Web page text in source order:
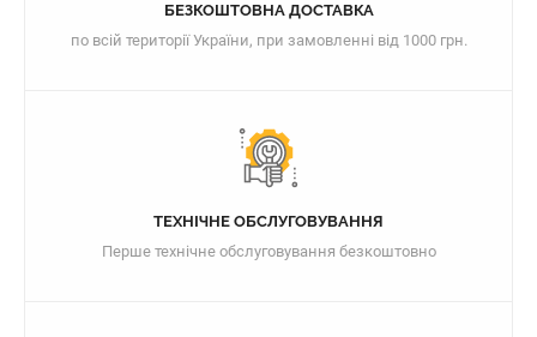
БЕЗКОШТОВНА ДОСТАВКА
по всій території України, при замовленні від 1000 грн.
ТЕХНІЧНЕ ОБСЛУГОВУВАННЯ
Перше технічне обслуговування безкоштовно